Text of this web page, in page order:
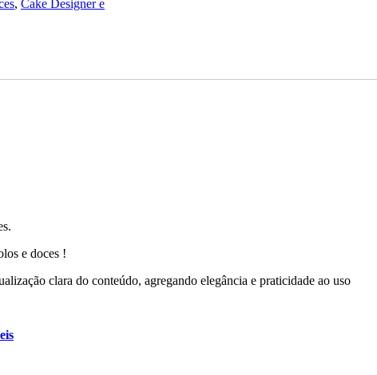
, Cake Designer e
e doces !
clara do conteúdo, agregando elegância e praticidade ao uso